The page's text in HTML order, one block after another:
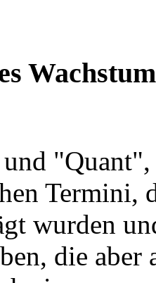
Termini,
wurden
die